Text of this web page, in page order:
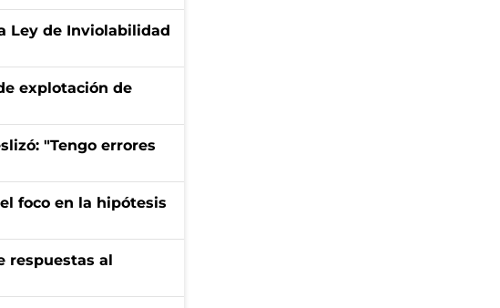
Ley de Inviolabilidad
explotación de
"Tengo errores
foco en la hipótesis
respuestas al